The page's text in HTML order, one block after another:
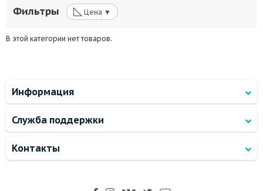
Фильтры ◺ Цена ▼
В этой категории нет товаров.
Информация
Служба поддержки
Контакты